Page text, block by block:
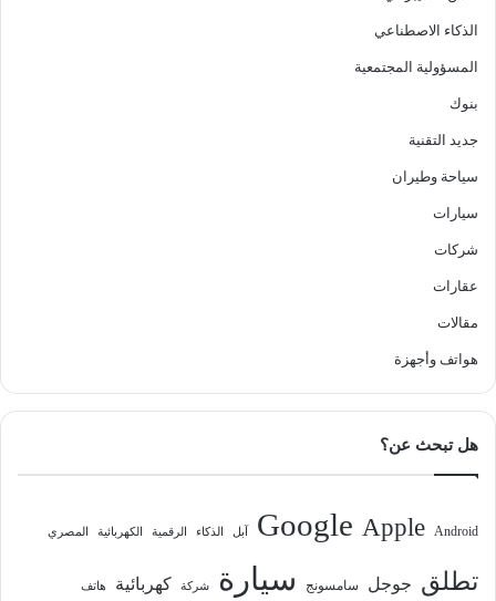
الذكاء الاصطناعي
المسؤولية المجتمعية
بنوك
جديد التقنية
سياحة وطيران
سيارات
شركات
عقارات
مقالات
هواتف وأجهزة
هل تبحث عن؟
Android
Apple
Google آبل الذكاء الرقمية الكهربائية المصري
تطلق جوجل سامسونج سيارة شركة كهربائية هاتف